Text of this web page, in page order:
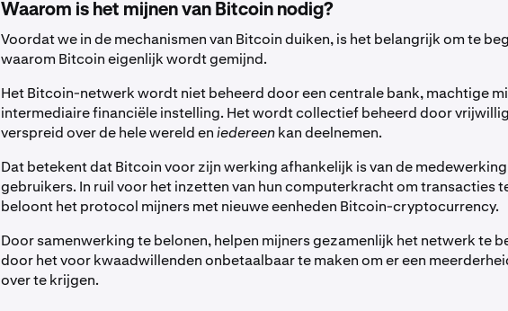
Waarom is het mijnen van Bitcoin nodig?
Voordat we in de mechanismen van Bitcoin duiken, is het belangrijk om te
waarom Bitcoin eigenlijk wordt gemijnd.
Het Bitcoin-netwerk wordt niet beheerd door een centrale bank, machtige
intermediaire financiële instelling. Het wordt collectief beheerd door
verspreid over de hele wereld eniedereenkan deelnemen.
Dat betekent dat Bitcoin voor zijn werking afhankelijk is van de
gebruikers. In ruil voor het inzetten van hun computerkracht om transacties
beloont het protocol mijners met nieuwe eenheden Bitcoin-cryptocurrency.
Door samenwerking te belonen, helpen mijners gezamenlijk het netwerk te
door het voor kwaadwillenden onbetaalbaar te maken om er een
over te krijgen.